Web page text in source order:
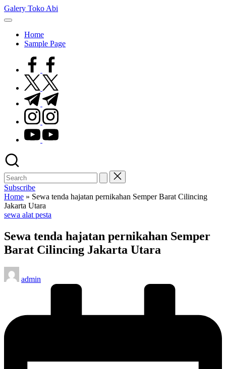
Skip
to
Galery Toko Abi
Home
Sample Page
facebook.com
twitter.com
t.me
instagram.com
youtube.com
Subscribe
Home » Sewa tenda hajatan pernikahan Semper Barat Cilincing
Jakarta Utara
Posted
sewa alat pesta
Sewa tenda hajatan pernikahan Semper
Barat Cilincing Jakarta Utara
Posted
by
admin